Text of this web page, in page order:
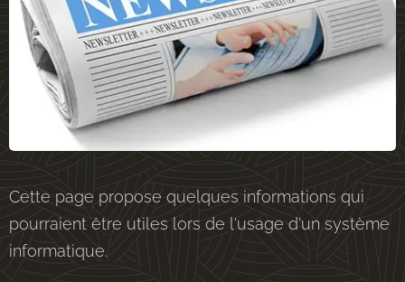
Cette page propose quelques informations qui
pourraient être utiles lors de l'usage d'un système
informatique.